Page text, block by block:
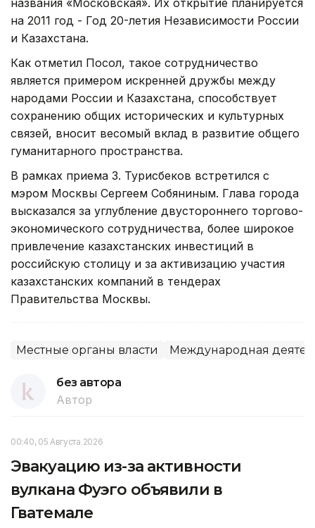
на 2011 год - Год 20-летия Независимости России
и Казахстана.
Как отметил Посол, такое сотрудничество
является примером искренней дружбы между
народами России и Казахстана, способствует
сохранению общих исторических и культурных
связей, вносит весомый вклад в развитие общего
гуманитарного пространства.
В рамках приема З. Турисбеков встретился с
мэром Москвы Сергеем Собяниным. Глава города
высказался за углубление двустороннего торгово-
экономического сотрудничества, более широкое
привлечение казахстанских инвестиций в
российскую столицу и за активизацию участия
казахстанских компаний в тендерах
Правительства Москвы.
Местные органы власти Международная
без автора
Автор
00:40, 05 Августа 2026
Эвакуацию из-за активности
вулкана Фуэго объявили в
Гватемале